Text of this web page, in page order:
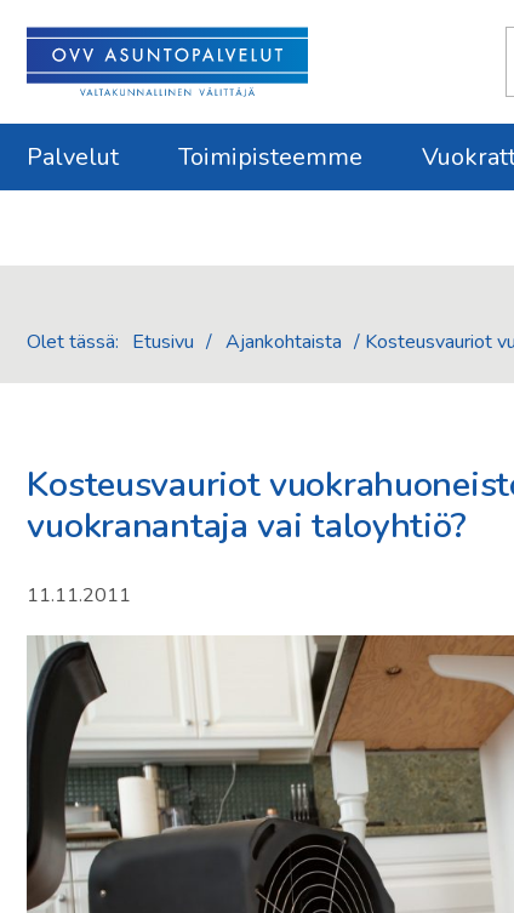
Palvelut Toimipisteemme
Olet tässä: Etusivu / Ajankohtaista / Kosteusvauriot
Kosteusvauriot
vuokranantaja vai taloyhtiö?
11.11.2011